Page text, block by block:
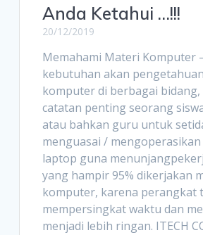
Anda Ketahui …!!!
20/12/2019
Memahami Materi Komputer
kebutuhan akan
komputer di berbagai bidang,
catatan penting seorang
atau bahkan guru untuk
menguasai /
laptop guna
yang hampir 95% dikerjakan
komputer, karena perangkat
mempersingkat waktu dan
menjadi lebih ringan. ITECH